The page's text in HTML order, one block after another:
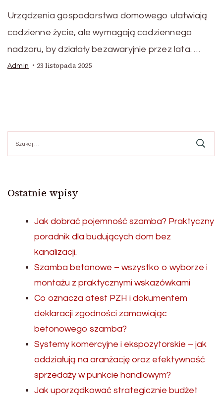
Urządzenia gospodarstwa domowego ułatwiają
codzienne życie, ale wymagają codziennego
nadzoru, by działały bezawaryjnie przez lata. …
Admin 23 listopada 2025
Ostatnie wpisy
Jak dobrać pojemność szamba? Praktyczny
poradnik dla budujących dom bez
kanalizacji.
Szamba betonowe – wszystko o wyborze i
montażu z praktycznymi wskazówkami
Co oznacza atest PZH i dokumentem
deklaracji zgodności zamawiając
betonowego szamba?
Systemy komercyjne i ekspozytorskie – jak
oddziałują na aranżację oraz efektywność
sprzedaży w punkcie handlowym?
Jak uporządkować strategicznie budżet